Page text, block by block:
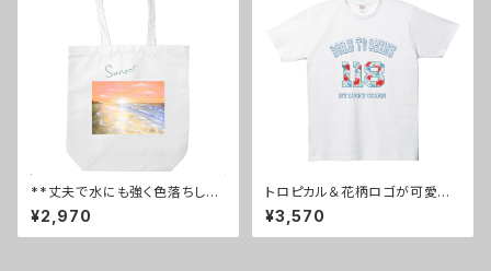
**丈夫で水にも強く色落ちしに
くい4色展開Ａ4トートバッグ！オ
リジナルイラスト入sunset1
¥2,970
トロピカル＆花柄ロゴが可愛い！
好きな数字で作れる薄手Tシャ
ツ《118／白/青文字》
¥3,570